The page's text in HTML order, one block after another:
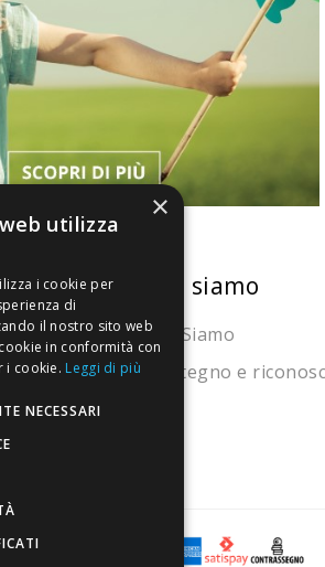
ambiente
Chi siamo
Chi Siamo
Sostegno e
×
utilizza
i cookie per
di
il nostro sito web
in conformità con
i cookie. Leggi di più
NECESSARI